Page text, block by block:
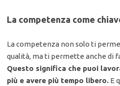
La competenza come
La competenza non solo ti
qualità, ma ti permette anche di
Questo significa che puoi
più e avere più tempo libero. E